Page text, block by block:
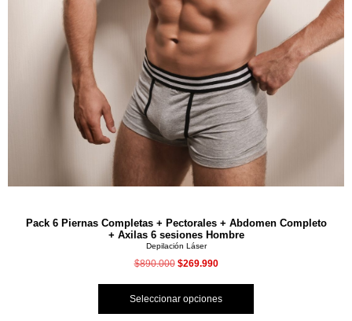
Pack 6 Piernas Completas + Pectorales + Abdomen Completo
+ Axilas 6 sesiones Hombre
Depilación Láser
$890.000 $269.990
Seleccionar opciones